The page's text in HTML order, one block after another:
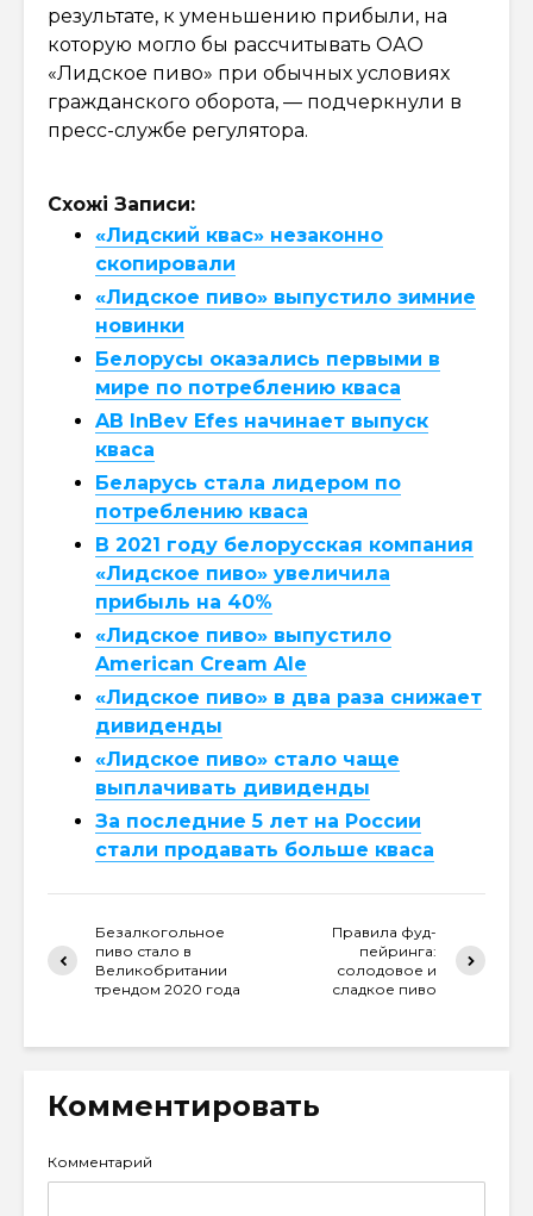
результате, к уменьшению прибыли, на
которую могло бы рассчитывать ОАО
«Лидское пиво» при обычных условиях
гражданского оборота, — подчеркнули в
пресс-службе регулятора.
Схожі Записи:
«Лидский квас» незаконно
скопировали
«Лидское пиво» выпустило зимние
новинки
Белорусы оказались первыми в
мире по потреблению кваса
AB InBev Efes начинает выпуск
кваса
Беларусь стала лидером по
потреблению кваса
В 2021 году белорусская компания
«Лидское пиво» увеличила
прибыль на 40%
«Лидское пиво» выпустило
American Cream Ale
«Лидское пиво» в два раза снижает
дивиденды
«Лидское пиво» стало чаще
выплачивать дивиденды
За последние 5 лет на России
стали продавать больше кваса
Безалкогольное
пиво стало в
Великобритании
трендом 2020 года
Правила фуд-
пейринга:
солодовое и
сладкое пиво
Комментировать
Комментарий